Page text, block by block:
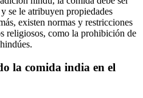
se le atribuyen propiedades
existen normas y restricciones
religiosos, como la prohibición de
la comida india en el